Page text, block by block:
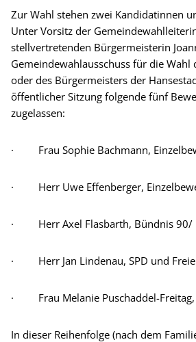
Zur Wahl stehen zwei Kandidatinnen
Unter Vorsitz der
stellvertretenden Bürgermeisterin
Gemeindewahlausschuss für die
oder des Bürgermeisters der
öffentlicher Sitzung folgende fünf
zugelassen:
· Frau Sophie Bachmann,
· Herr Uwe Effenberger,
· Herr Axel Flasbarth, Bündnis 90/
· Herr Jan Lindenau, SPD und
· Frau Melanie Puschaddel-Freitag,
In dieser Reihenfolge (nach dem